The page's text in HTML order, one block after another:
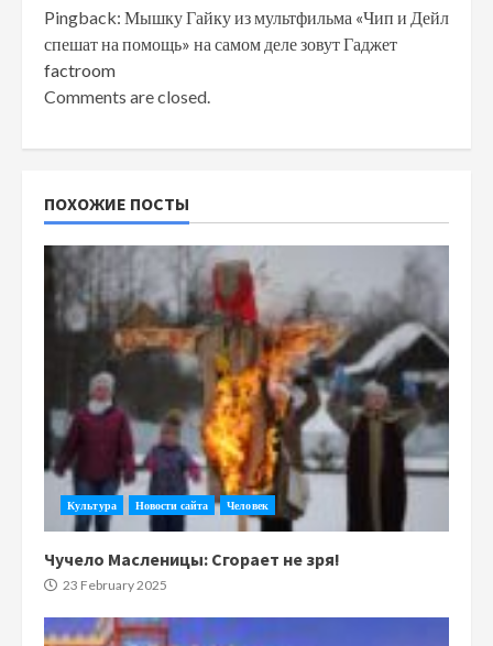
Pingback: Мышку Гайку из мультфильма «Чип и Дейл
спешат на помощь» на самом деле зовут Гаджет
factroom
Comments are closed.
ПОХОЖИЕ ПОСТЫ
Культура Новости сайта Человек
Чучело Масленицы: Сгорает не зря!
23 February 2025